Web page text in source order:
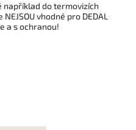
například do termovizích
vhodné pro DEDAL
a s ochranou!